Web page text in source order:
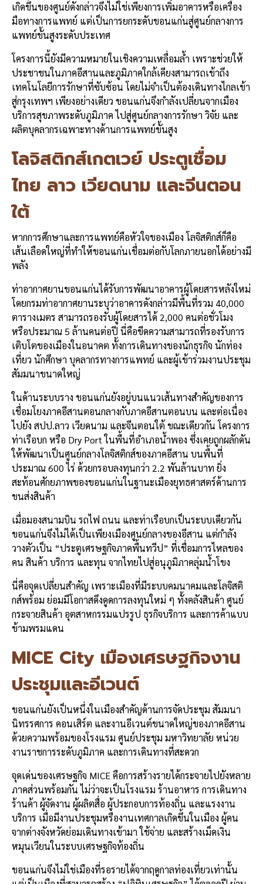
เกิดขึ้นของศูนย์ดังกล่าวจึงไม่ใช่เพียงการเพิ่มอาคารหรือเครื่อง
มือทางการแพทย์ แต่เป็นการยกระดับขอนแก่นสู่ศูนย์กลางการ
แพทย์ขั้นสูงระดับประเทศ
โครงการนี้ยังมีความหมายในเชิงความเหลื่อมล้ำ เพราะช่วยให้
ประชาชนในภาคอีสานและภูมิภาคใกล้เคียงสามารถเข้าถึง
เทคโนโลยีการรักษาที่ซับซ้อน โดยไม่จำเป็นต้องเดินทางไกลเข้า
สู่กรุงเทพฯ เพียงอย่างเดียว ขอนแก่นจึงกำลังเปลี่ยนจากเมือง
บริการสุขภาพระดับภูมิภาค ไปสู่ศูนย์กลางการรักษา วิจัย และ
ผลิตบุคลากรเฉพาะทางด้านการแพทย์ขั้นสูง
โลจิสติกส์เกตเวย์ ประตูเชื่อม
ไทย ลาว เวียดนาม และจีนตอน
ใต้
หากการศึกษาและการแพทย์คือหัวใจของเมือง โลจิสติกส์ก็คือ
เส้นเลือดใหญ่ที่ทำให้ขอนแก่นเชื่อมต่อกับโลกภายนอกได้อย่างมี
พลัง
ท่าอากาศยานขอนแก่นได้รับการพัฒนาอาคารผู้โดยสารหลังใหม่
โดยกรมท่าอากาศยานระบุว่าอาคารดังกล่าวมีพื้นที่รวม 40,000
ตารางเมตร สามารถรองรับผู้โดยสารได้ 2,000 คนต่อชั่วโมง
หรือประมาณ 5 ล้านคนต่อปี นี่คือขีดความสามารถที่รองรับการ
เติบโตของเมืองในอนาคต ทั้งการเดินทางของนักธุรกิจ นักท่อง
เที่ยว นักศึกษา บุคลากรทางการแพทย์ และผู้เข้าร่วมงานประชุม
สัมมนาขนาดใหญ่
ในด้านระบบราง ขอนแก่นยังอยู่บนแนวเส้นทางสำคัญของการ
เชื่อมโยงภาคอีสานตอนกลางกับภาคอีสานตอนบน และต่อเนื่อง
ไปยัง สปป.ลาว เวียดนาม และจีนตอนใต้ ขณะเดียวกัน โครงการ
ท่าเรือบก หรือ Dry Port ในพื้นที่อำเภอน้ำพอง ซึ่งเคยถูกผลักดัน
ให้พัฒนาเป็นศูนย์กลางโลจิสติกส์ของภาคอีสาน บนพื้นที่
ประมาณ 600 ไร่ ด้วยกรอบลงทุนกว่า 2.2 พันล้านบาท ยิ่ง
สะท้อนศักยภาพของขอนแก่นในฐานะเมืองยุทธศาสตร์ด้านการ
ขนส่งสินค้า
เมื่อมองสนามบิน รถไฟ ถนน และท่าเรือบกเป็นระบบเดียวกัน
ขอนแก่นจึงไม่ได้เป็นเพียงเมืองศูนย์กลางของอีสาน แต่กำลัง
วางตัวเป็น “ประตูเศรษฐกิจภาคพื้นทวีป” ที่เชื่อมการไหลของ
คน สินค้า บริการ และทุน จากไทยไปสู่อนุภูมิภาคลุ่มน้ำโขง
นี่คือจุดเปลี่ยนสำคัญ เพราะเมืองที่มีระบบคมนาคมและโลจิสติ
กส์พร้อม ย่อมมีโอกาสดึงดูดการลงทุนใหม่ ๆ ทั้งคลังสินค้า ศูนย์
กระจายสินค้า อุตสาหกรรมแปรรูป ธุรกิจบริการ และการค้าแบบ
ข้ามพรมแดน
MICE City เมืองเศรษฐกิจงาน
ประชุมและอีเวนต์
ขอนแก่นยังเป็นหนึ่งในเมืองสำคัญด้านการจัดประชุม สัมมนา
นิทรรศการ คอนเสิร์ต และงานอีเวนต์ขนาดใหญ่ของภาคอีสาน
ด้วยความพร้อมของโรงแรม ศูนย์ประชุม มหาวิทยาลัย หน่วย
งานราชการระดับภูมิภาค และการเดินทางที่สะดวก
จุดเด่นของเศรษฐกิจ MICE คือการสร้างรายได้กระจายไปยังหลาย
ภาคส่วนพร้อมกัน ไม่ว่าจะเป็นโรงแรม ร้านอาหาร การเดินทาง
ร้านค้า ผู้จัดงาน ผู้ผลิตสื่อ ผู้ประกอบการท้องถิ่น และแรงงาน
บริการ เมื่อมีงานประชุมหรืองานเทศกาลเกิดขึ้นในเมือง ผู้คน
จากต่างจังหวัดย่อมเดินทางเข้ามา ใช้จ่าย และสร้างเม็ดเงิน
หมุนเวียนในระบบเศรษฐกิจท้องถิ่น
ขอนแก่นจึงไม่ใช่เมืองที่รอรายได้จากฤดูกาลท่องเที่ยวเท่านั้น